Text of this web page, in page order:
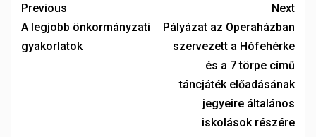
Previous
A legjobb önkormányzati
gyakorlatok
Next
Pályázat az Operaházban
szervezett a Hófehérke
és a 7 törpe című
táncjáték előadásának
jegyeire általános
iskolások részére